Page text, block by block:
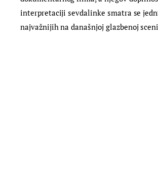
interpretaciji sevdalinke smatra se
najvažnijih na današnjoj glazbenoj